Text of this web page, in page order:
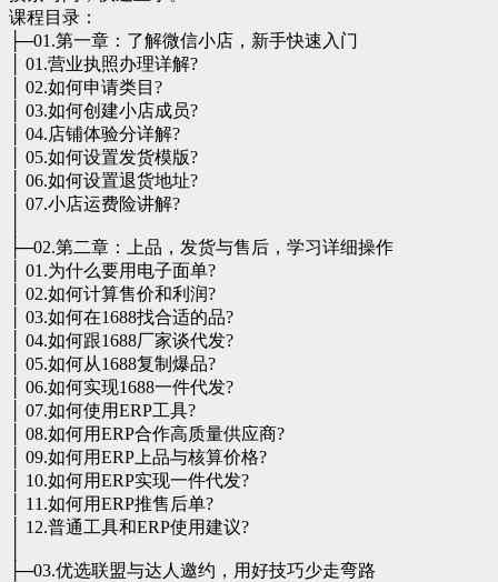
课程目录：
├─01.第一章：了解微信小店，新手快速入门
│ 01.营业执照办理详解?
│ 02.如何申请类目?
│ 03.如何创建小店成员?
│ 04.店铺体验分详解?
│ 05.如何设置发货模版?
│ 06.如何设置退货地址?
│ 07.小店运费险讲解?
├─02.第二章：上品，发货与售后，学习详细操作
│ 01.为什么要用电子面单?
│ 02.如何计算售价和利润?
│ 03.如何在1688找合适的品?
│ 04.如何跟1688厂家谈代发?
│ 05.如何从1688复制爆品?
│ 06.如何实现1688一件代发?
│ 07.如何使用ERP工具?
│ 08.如何用ERP合作高质量供应商?
│ 09.如何用ERP上品与核算价格?
│ 10.如何用ERP实现一件代发?
│ 11.如何用ERP推售后单?
│ 12.普通工具和ERP使用建议?
├─03.优选联盟与达人邀约，用好技巧少走弯路